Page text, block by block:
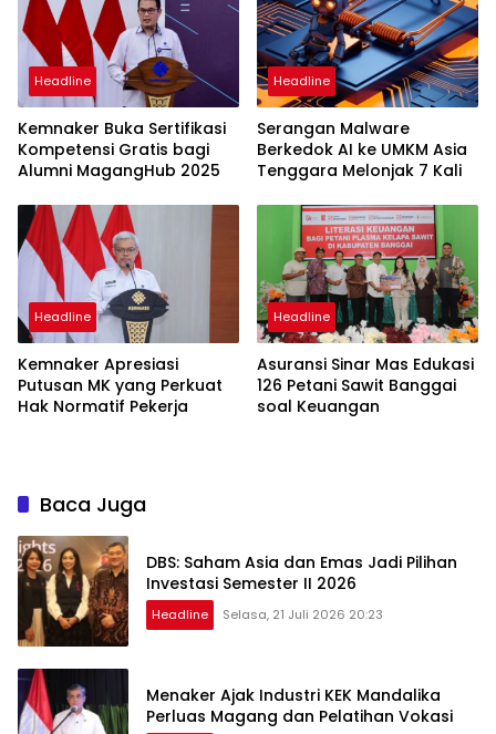
Headline
Kemnaker Buka Sertifikasi
Kompetensi Gratis bagi
Alumni MagangHub 2025
Headline
Serangan Malware
Berkedok AI ke UMKM Asia
Tenggara Melonjak 7 Kali
Headline
Kemnaker Apresiasi
Putusan MK yang Perkuat
Hak Normatif Pekerja
Headline
Asuransi Sinar Mas Edukasi
126 Petani Sawit Banggai
soal Keuangan
Baca Juga
DBS: Saham Asia dan Emas Jadi Pilihan
Investasi Semester II 2026
Headline Selasa, 21 Juli 2026 20:23
Menaker Ajak Industri KEK Mandalika
Perluas Magang dan Pelatihan Vokasi